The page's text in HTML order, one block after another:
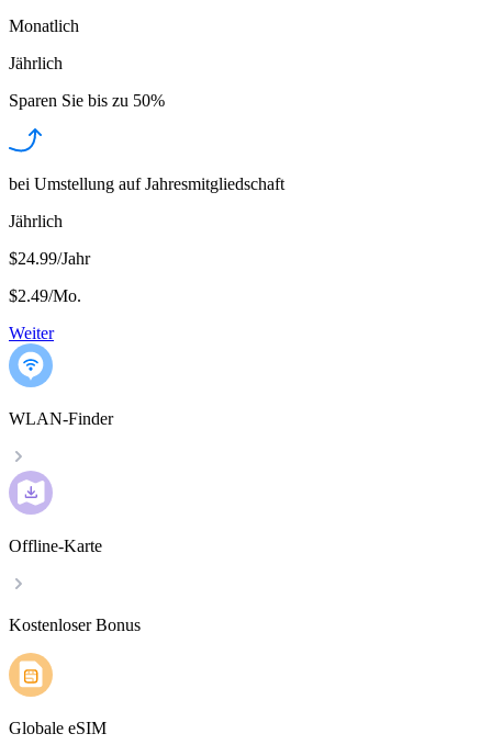
Monatlich
Jährlich
Sparen Sie bis zu 50%
bei Umstellung auf Jahresmitgliedschaft
Jährlich
$24.99/Jahr
$2.49/Mo.
Weiter
WLAN-Finder
Offline-Karte
Kostenloser Bonus
Globale eSIM